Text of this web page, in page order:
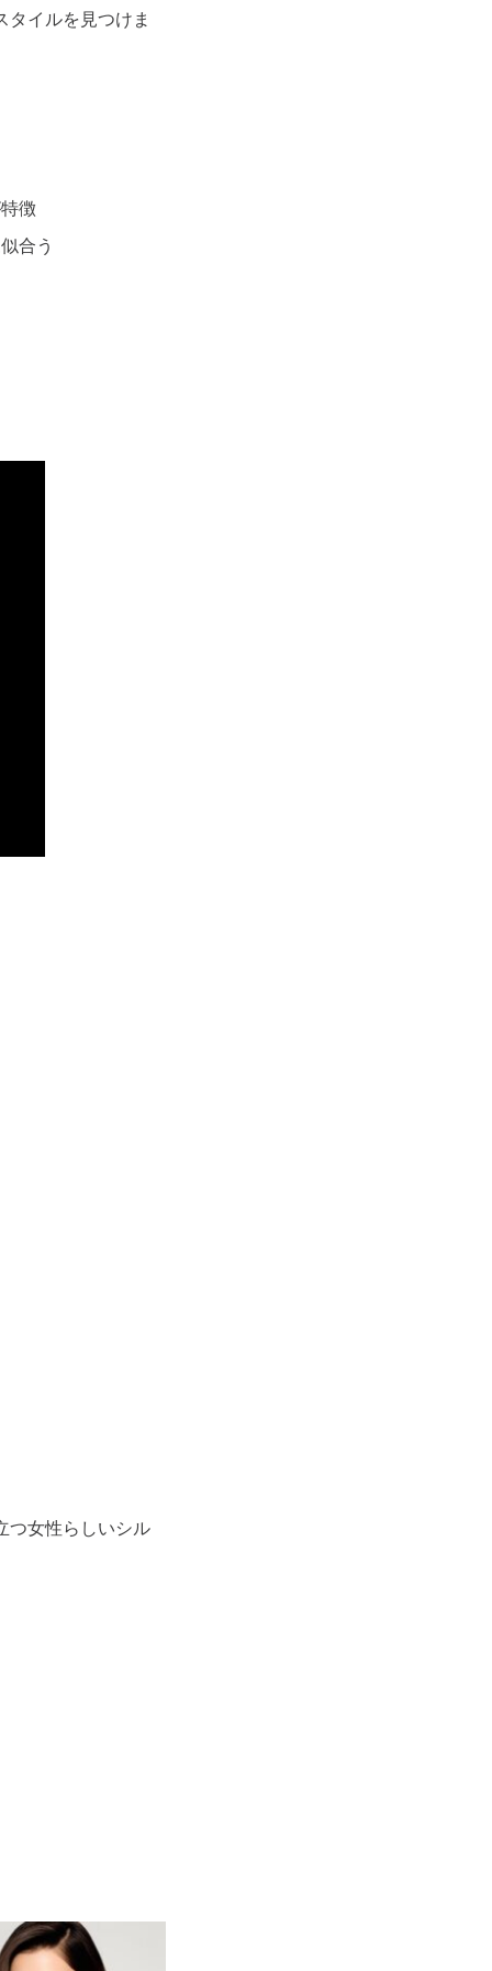
タイルを見つけま
徴
合う
つ女性らしいシル